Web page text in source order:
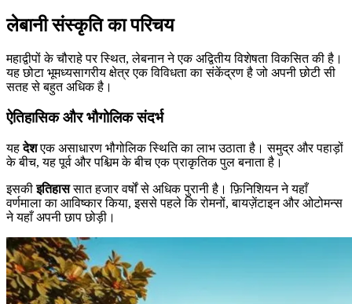
लेबानी संस्कृति का परिचय
महाद्वीपों के चौराहे पर स्थित, लेबनान ने एक अद्वितीय विशेषता विकसित की है।
यह छोटा भूमध्यसागरीय क्षेत्र एक विविधता का संकेंद्रण है जो अपनी छोटी सी
सतह से बहुत अधिक है।
ऐतिहासिक और भौगोलिक संदर्भ
यहदेशएक असाधारण भौगोलिक स्थिति का लाभ उठाता है। समुद्र और पहाड़ों
के बीच, यह पूर्व और पश्चिम के बीच एक प्राकृतिक पुल बनाता है।
इसकीइतिहाससात हजार वर्षों से अधिक पुरानी है। फ़िनिशियन ने यहाँ
वर्णमाला का आविष्कार किया, इससे पहले कि रोमनों, बायज़ेंटाइन और ओटोमन्स
ने यहाँ अपनी छाप छोड़ी।